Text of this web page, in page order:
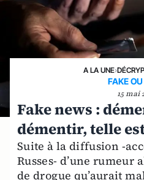
A LA UNE›
FAKE
15 mai
Fake news :
démentir, telle
Suite à la diffusion -
Russes- d’une rumeur
de drogue qu’aurait